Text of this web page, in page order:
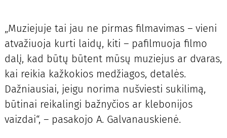
„Muziejuje tai jau ne pirmas filmavimas – vieni
atvažiuoja kurti laidų, kiti – pafilmuoja filmo
dalį, kad būtų būtent mūsų muziejus ar dvaras,
kai reikia kažkokios medžiagos, detalės.
Dažniausiai, jeigu norima nušviesti sukilimą,
būtinai reikalingi bažnyčios ar klebonijos
vaizdai“, – pasakojo A. Galvanauskienė.